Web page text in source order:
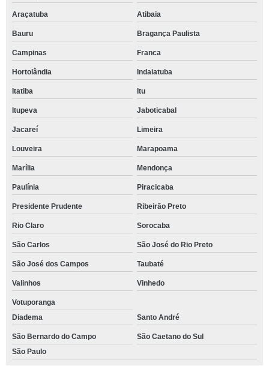
Araçatuba Atibaia
Bauru Bragança Paulista
Campinas Franca
Hortolândia Indaiatuba
Itatiba Itu
Itupeva Jaboticabal
Jacareí Limeira
Louveira Marapoama
Marília Mendonça
Paulínia Piracicaba
Presidente Prudente Ribeirão Preto
Rio Claro Sorocaba
São Carlos São José do Rio Preto
São José dos Campos Taubaté
Valinhos Vinhedo
Votuporanga
Diadema
Santo André
São Bernardo do Campo
São Caetano do Sul
São Paulo